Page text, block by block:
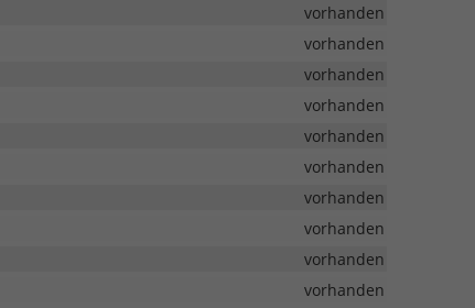
vorhanden
vorhanden
vorhanden
vorhanden
vorhanden
vorhanden
vorhanden
vorhanden
vorhanden
vorhanden